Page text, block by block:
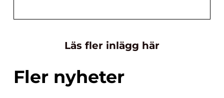
Läs fler inlägg här
Fler nyheter